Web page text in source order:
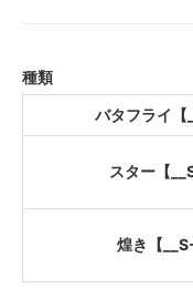
種類
バタフライ【
スター【
煌き【__S-